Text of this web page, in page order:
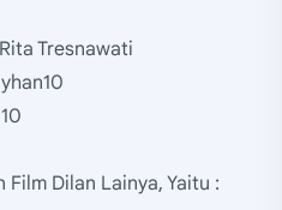
Tresnawati
Film Dilan Lainya, Yaitu :